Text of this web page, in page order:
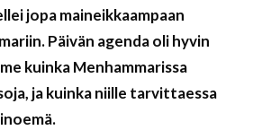
jopa maineikkaampaan
Päivän agenda oli hyvin
kuinka Menhammarissa
ja kuinka niille tarvittaessa